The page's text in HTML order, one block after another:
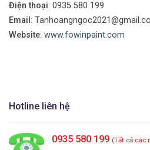
Điện thoại: 0935 580 199
Email :
Website: www.fowinpaint.com
Hotline liên hệ
0935 580 199 (Tất cả các